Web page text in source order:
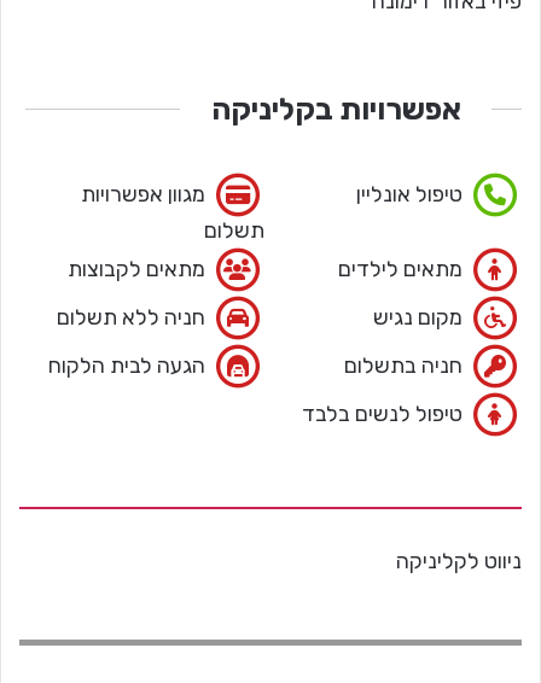
אפשרויות בקליניקה
טיפול אונליין
מגוון אפשרויות
תשלום
מתאים לילדים
מתאים לקבוצות
מקום נגיש
חניה ללא תשלום
חניה בתשלום
הגעה לבית הלקוח
טיפול לנשים בלבד
ניווט לקליניקה